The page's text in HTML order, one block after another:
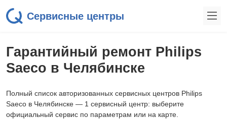
Сервисные центры
Гарантийный ремонт Philips
Saeco в Челябинске
Полный список авторизованных сервисных центров Philips
Saeco в Челябинске — 1 сервисный центр: выберите
официальный сервис по параметрам или на карте.